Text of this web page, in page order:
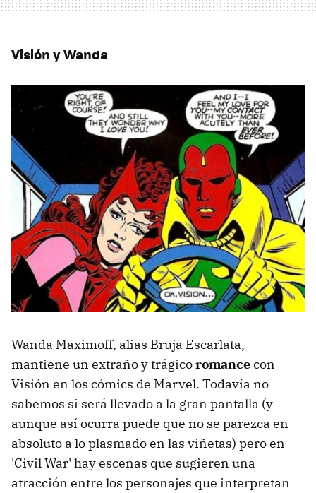
Visión y Wanda
Wanda Maximoff, alias Bruja Escarlata,
mantiene un extraño y trágicoromancecon
Visión en los cómics de Marvel. Todavía no
sabemos si será llevado a la gran pantalla (y
aunque así ocurra puede que no se parezca en
absoluto a lo plasmado en las viñetas) pero en
'Civil War' hay escenas que sugieren una
atracción entre los personajes que interpretan